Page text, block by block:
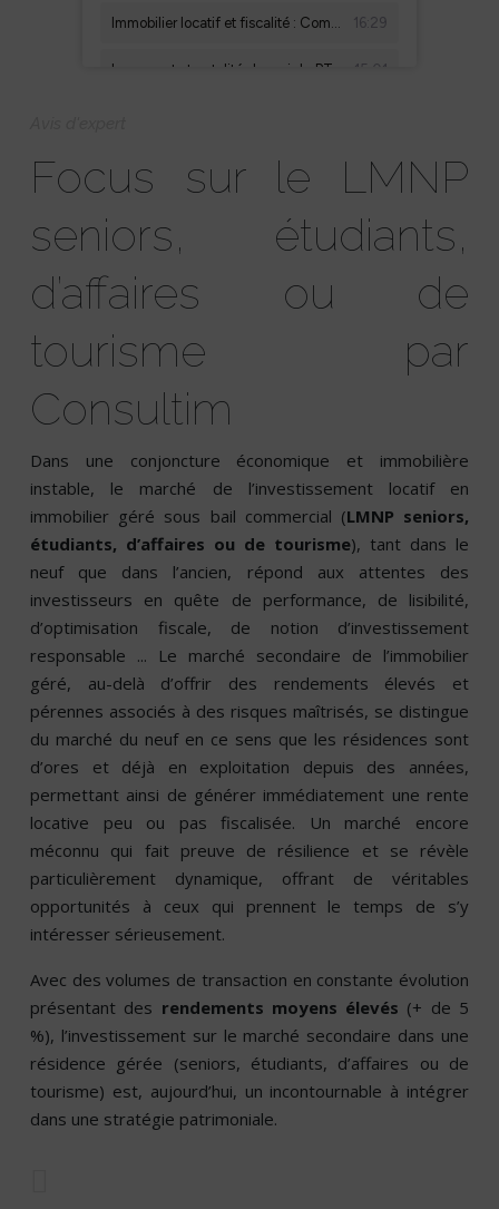
Focus sur le LMNP
seniors, étudiants,
d’affaires ou de
tourisme par
Consultim
Dans une conjoncture économique et immobilière
instable, le marché de l’investissement locatif en
immobilier géré sous bail commercial (LMNP seniors,
étudiants, d’affaires ou de tourisme), tant dans le
neuf que dans l’ancien, répond aux attentes des
investisseurs en quête de performance, de lisibilité,
d’optimisation fiscale, de notion d’investissement
responsable ... Le marché secondaire de l’immobilier
géré, au-delà d’offrir des rendements élevés et
pérennes associés à des risques maîtrisés, se distingue
du marché du neuf en ce sens que les résidences sont
d’ores et déjà en exploitation depuis des années,
permettant ainsi de générer immédiatement une rente
locative peu ou pas fiscalisée. Un marché encore
méconnu qui fait preuve de résilience et se révèle
particulièrement dynamique, offrant de véritables
opportunités à ceux qui prennent le temps de s’y
intéresser sérieusement.
Avec des volumes de transaction en constante évolution
présentant des rendements moyens élevés (+ de 5
%), l’investissement sur le marché secondaire dans une
résidence gérée (seniors, étudiants, d’affaires ou de
tourisme) est, aujourd’hui, un incontournable à intégrer
dans une stratégie patrimoniale.